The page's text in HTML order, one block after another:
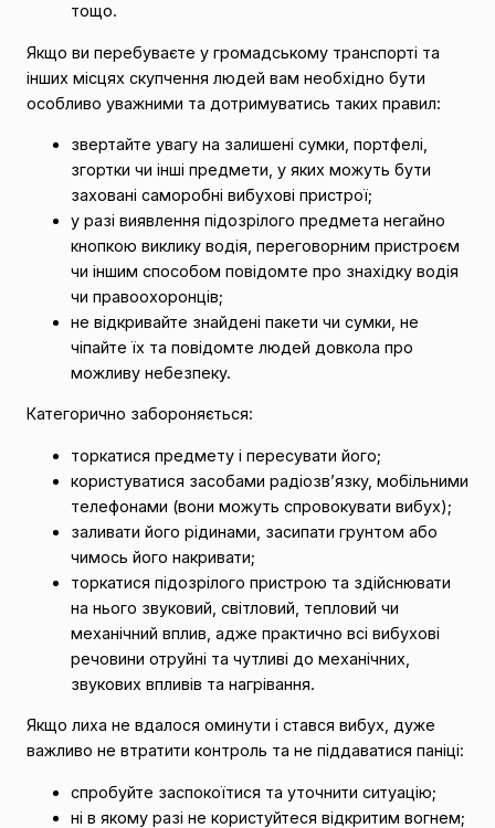
тощо.
Якщо ви перебуваєте у громадському транспорті та
інших місцях скупчення людей вам необхідно бути
особливо уважними та дотримуватись таких правил:
звертайте увагу на залишені сумки, портфелі,
згортки чи інші предмети, у яких можуть бути
заховані саморобні вибухові пристрої;
у разі виявлення підозрілого предмета негайно
кнопкою виклику водія, переговорним пристроєм
чи іншим способом повідомте про знахідку водія
чи правоохоронців;
не відкривайте знайдені пакети чи сумки, не
чіпайте їх та повідомте людей довкола про
можливу небезпеку.
Категорично забороняється:
торкатися предмету і пересувати його;
користуватися засобами радіозв’язку, мобільними
телефонами (вони можуть спровокувати вибух);
заливати його рідинами, засипати грунтом або
чимось його накривати;
торкатися підозрілого пристрою та здійснювати
на нього звуковий, світловий, тепловий чи
механічний вплив, адже практично всі вибухові
речовини отруйні та чутливі до механічних,
звукових впливів та нагрівання.
Якщо лиха не вдалося оминути і стався вибух, дуже
важливо не втратити контроль та не піддаватися паніці:
спробуйте заспокоїтися та уточнити ситуацію;
ні в якому разі не користуйтеся відкритим вогнем;